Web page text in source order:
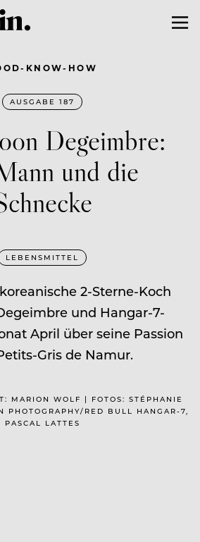
KNOW-HOW
AUSGABE 187
Degeimbre:
und die
LEBENSMITTEL
2-Sterne-Koch
und Hangar-7-
April über seine Passion
Gris de Namur.
MARION WOLF | FOTOS: STÉPHANIE
PHOTOGRAPHY/RED BULL HANGAR-7,
PASCAL LATTES